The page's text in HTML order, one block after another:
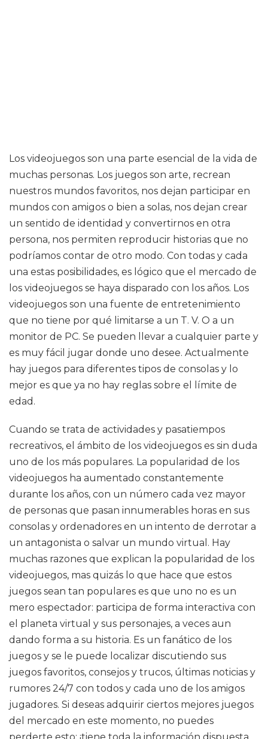
Los videojuegos son una parte esencial de la vida de
muchas personas. Los juegos son arte, recrean
nuestros mundos favoritos, nos dejan participar en
mundos con amigos o bien a solas, nos dejan crear
un sentido de identidad y convertirnos en otra
persona, nos permiten reproducir historias que no
podríamos contar de otro modo. Con todas y cada
una estas posibilidades, es lógico que el mercado de
los videojuegos se haya disparado con los años. Los
videojuegos son una fuente de entretenimiento
que no tiene por qué limitarse a un T. V. O a un
monitor de PC. Se pueden llevar a cualquier parte y
es muy fácil jugar donde uno desee. Actualmente
hay juegos para diferentes tipos de consolas y lo
mejor es que ya no hay reglas sobre el límite de
edad.
Cuando se trata de actividades y pasatiempos
recreativos, el ámbito de los videojuegos es sin duda
uno de los más populares. La popularidad de los
videojuegos ha aumentado constantemente
durante los años, con un número cada vez mayor
de personas que pasan innumerables horas en sus
consolas y ordenadores en un intento de derrotar a
un antagonista o salvar un mundo virtual. Hay
muchas razones que explican la popularidad de los
videojuegos, mas quizás lo que hace que estos
juegos sean tan populares es que uno no es un
mero espectador: participa de forma interactiva con
el planeta virtual y sus personajes, a veces aun
dando forma a su historia. Es un fanático de los
juegos y se le puede localizar discutiendo sus
juegos favoritos, consejos y trucos, últimas noticias y
rumores 24/7 con todos y cada uno de los amigos
jugadores. Si deseas adquirir ciertos mejores juegos
del mercado en este momento, no puedes